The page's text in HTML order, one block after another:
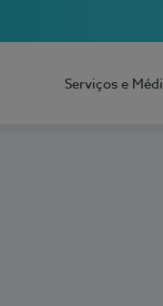
Serviços e